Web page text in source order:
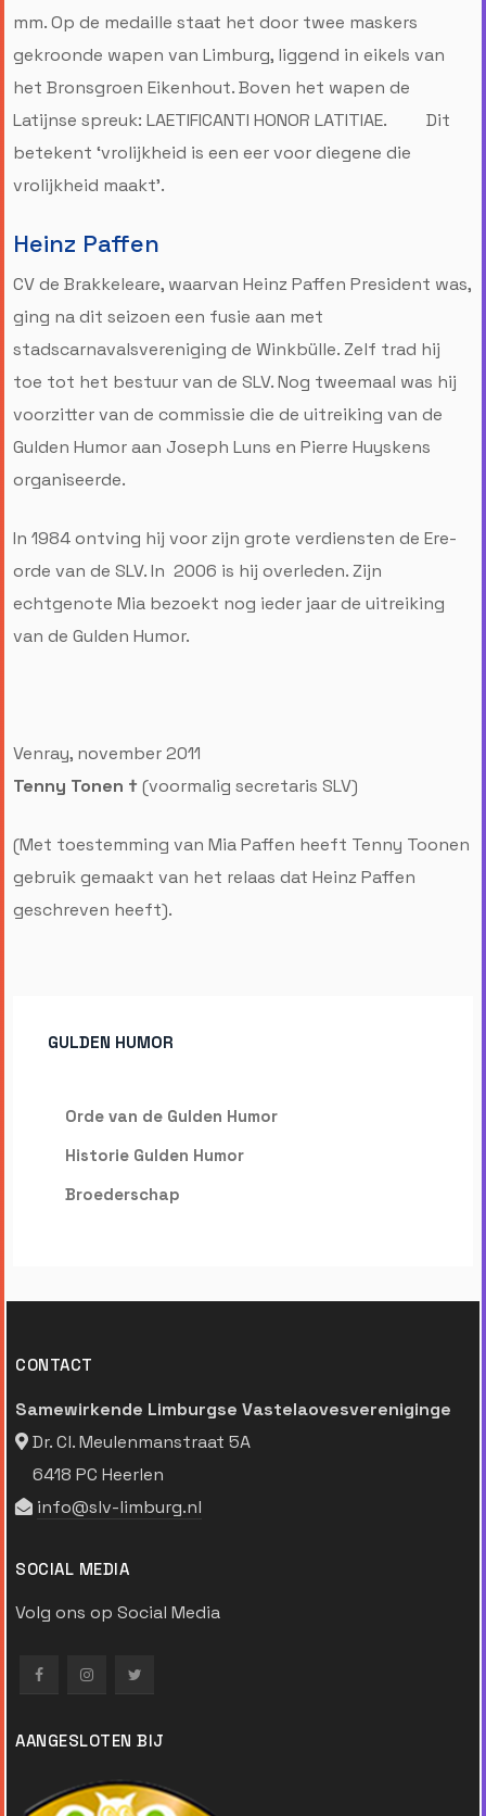
mm. Op de medaille staat het door twee maskers
gekroonde wapen van Limburg, liggend in eikels van
het Bronsgroen Eikenhout. Boven het wapen de
Latijnse spreuk: LAETIFICANTI HONOR LATITIAE. Dit
betekent ‘vrolijkheid is een eer voor diegene die
vrolijkheid maakt’.
Heinz Paffen
CV de Brakkeleare, waarvan Heinz Paffen President was,
ging na dit seizoen een fusie aan met
stadscarnavalsvereniging de Winkbülle. Zelf trad hij
toe tot het bestuur van de SLV. Nog tweemaal was hij
voorzitter van de commissie die de uitreiking van de
Gulden Humor aan Joseph Luns en Pierre Huyskens
organiseerde.
In 1984 ontving hij voor zijn grote verdiensten de Ere-
orde van de SLV. In 2006 is hij overleden. Zijn
echtgenote Mia bezoekt nog ieder jaar de uitreiking
van de Gulden Humor.
Venray, november 2011
Tenny Tonen † (voormalig secretaris SLV)
(Met toestemming van Mia Paffen heeft Tenny Toonen
gebruik gemaakt van het relaas dat Heinz Paffen
geschreven heeft).
GULDEN HUMOR
Orde van de Gulden Humor
Historie Gulden Humor
Broederschap
CONTACT
Samewirkende Limburgse Vastelaovesvereniginge
Dr. Cl. Meulenmanstraat 5A
6418 PC Heerlen
info@slv-limburg.nl
SOCIAL MEDIA
Volg ons op Social Media
AANGESLOTEN BIJ